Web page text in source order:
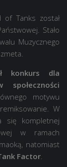
of Tanks został
Stało
Muzycznego
konkurs dla
społeczności
motywu
W
się kompletnej
w ramach
natomiast
Factor.